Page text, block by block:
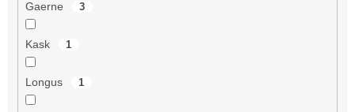
Gaerne 3
Kask 1
Longus 1